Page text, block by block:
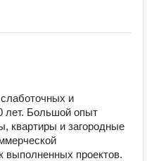
и
лет. Большой опыт
квартиры и загородные
выполненных проектов.